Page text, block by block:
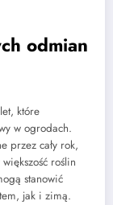
odmian
które
w ogrodach.
przez cały rok,
roślin
stanowić
jak i zimą.